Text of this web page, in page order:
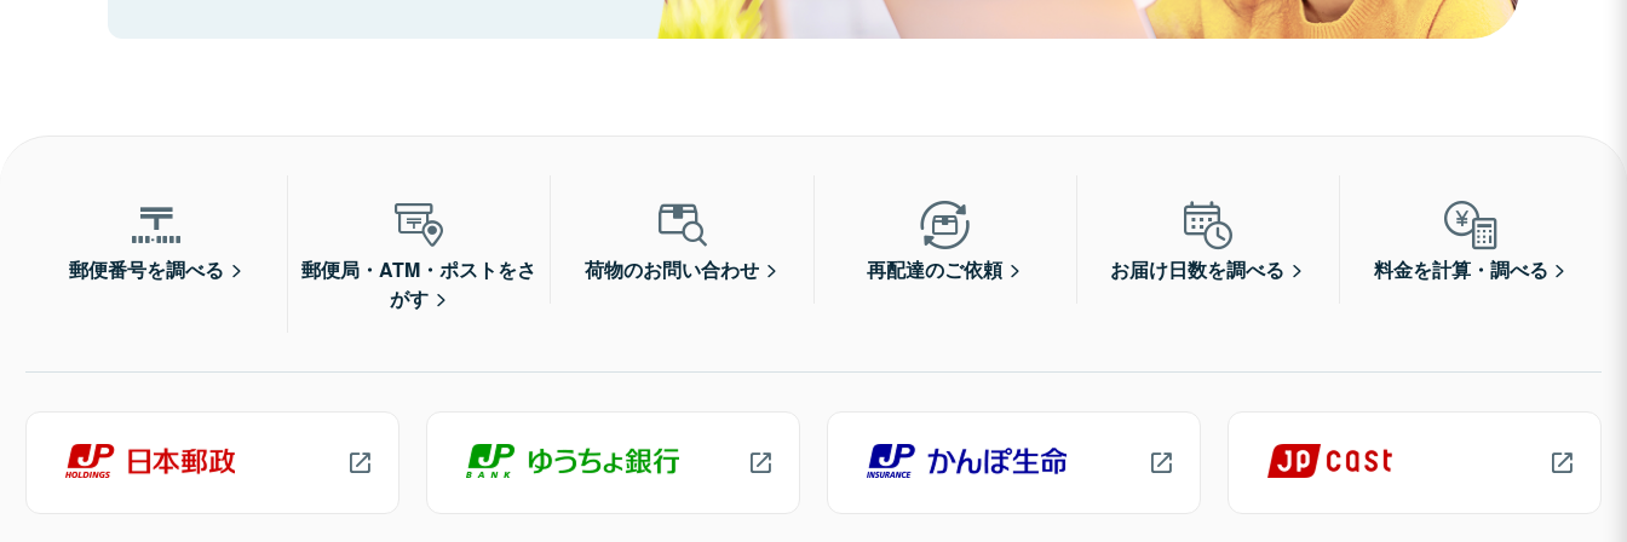
郵便番号を調べる
郵便局・ATM・ポストをさ
がす
荷物のお問い合わせ 再配達のご依頼 お届け日数を調べる 料金を計算・調べる